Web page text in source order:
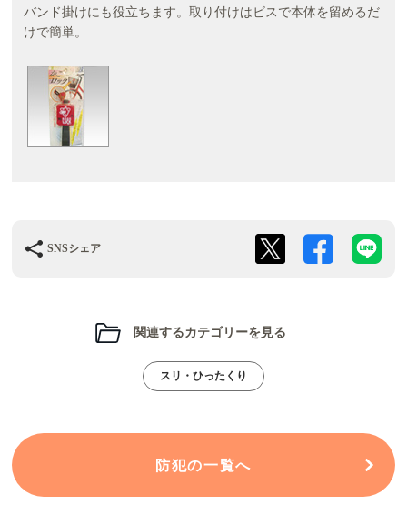
バンド掛けにも役立ちます。取り付けはビスで本体を留めるだ
けで簡単。
SNSシェア
関連するカテゴリーを見る
スリ・ひったくり
防犯の一覧へ